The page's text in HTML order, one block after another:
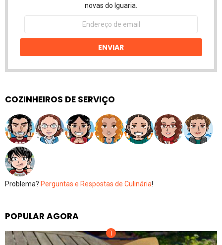
novas do Iguaria.
Endereço
email
ENVIAR
COZINHEIROS DE SERVIÇO
Problema? Perguntas e Respostas de Culinária!
POPULAR AGORA